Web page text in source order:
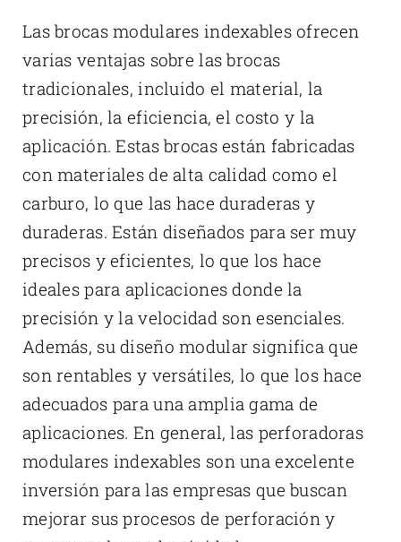
Las brocas modulares indexables ofrecen
varias ventajas sobre las brocas
tradicionales, incluido el material, la
precisión, la eficiencia, el costo y la
aplicación. Estas brocas están fabricadas
con materiales de alta calidad como el
carburo, lo que las hace duraderas y
duraderas. Están diseñados para ser muy
precisos y eficientes, lo que los hace
ideales para aplicaciones donde la
precisión y la velocidad son esenciales.
Además, su diseño modular significa que
son rentables y versátiles, lo que los hace
adecuados para una amplia gama de
aplicaciones. En general, las perforadoras
modulares indexables son una excelente
inversión para las empresas que buscan
mejorar sus procesos de perforación y